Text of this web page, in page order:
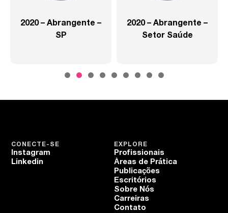
2020 – Abrangente –
SP
2020 – Abrangente –
Setor Saúde
EXPLORE
Profissionais
Áreas de Prática
Publicações
Escritórios
Sobre Nós
Carreiras
Contato
CONECTE-SE
Instagram
Linkedin